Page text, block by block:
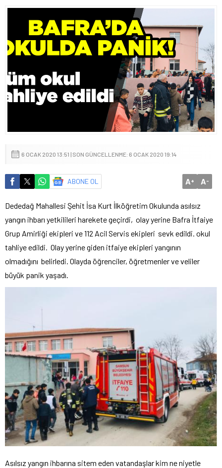
6 OCAK 2020 13:51 | SON GÜNCELLENME: 6 OCAK 2020 19:14
ABONE OL A+ A-
Dededağ Mahallesi Şehit İsa Kurt İlköğretim Okulunda asılsız
yangın ihbarı yetkilileri harekete geçirdi, olay yerine Bafra İtfaiye
Grup Amirliği ekipleri ve 112 Acil Servis ekipleri sevk edildi. okul
tahliye edildi. Olay yerine giden itfaiye ekipleri yangının
olmadığını belirledi. Olayda öğrenciler, öğretmenler ve veliler
büyük panik yaşadı.
Asılsız yangın ihbarına sitem eden vatandaşlar kim ne niyetle